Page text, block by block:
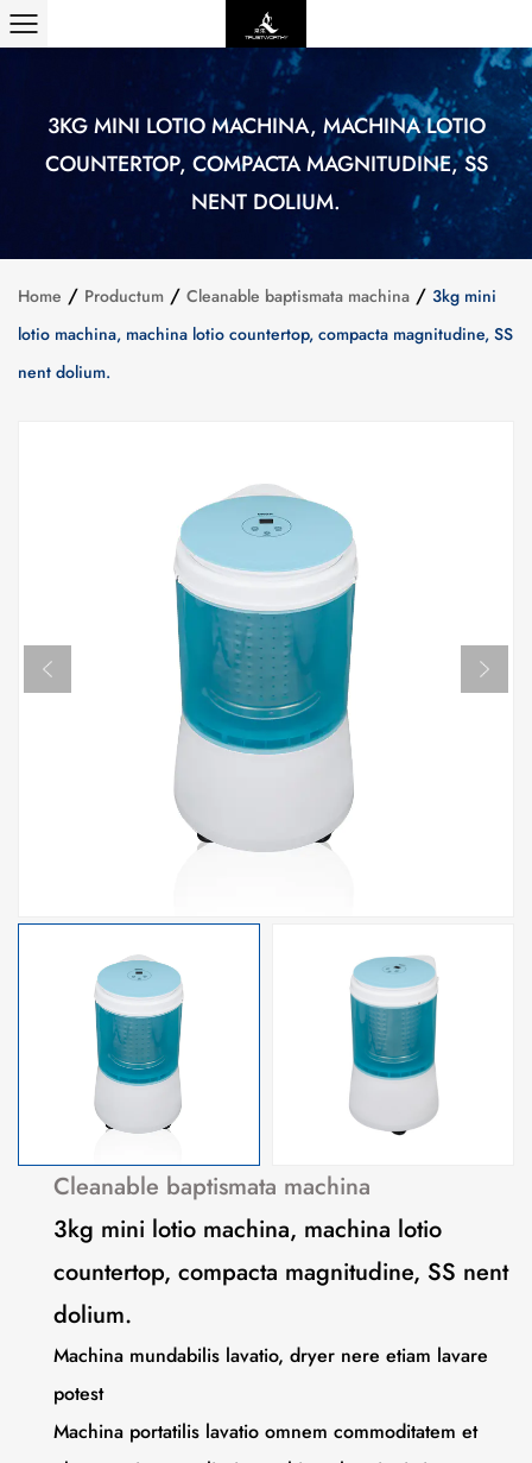
3KG MINI LOTIO MACHINA, MACHINA LOTIO
COUNTERTOP, COMPACTA MAGNITUDINE, SS
NENT DOLIUM.
Home / Productum / Cleanable baptismata machina / 3kg mini
lotio machina, machina lotio countertop, compacta magnitudine, SS
nent dolium.
Cleanable baptismata machina
3kg mini lotio machina, machina lotio
countertop, compacta magnitudine, SS nent
dolium.
Machina mundabilis lavatio, dryer nere etiam lavare
potest
Machina portatilis lavatio omnem commoditatem et